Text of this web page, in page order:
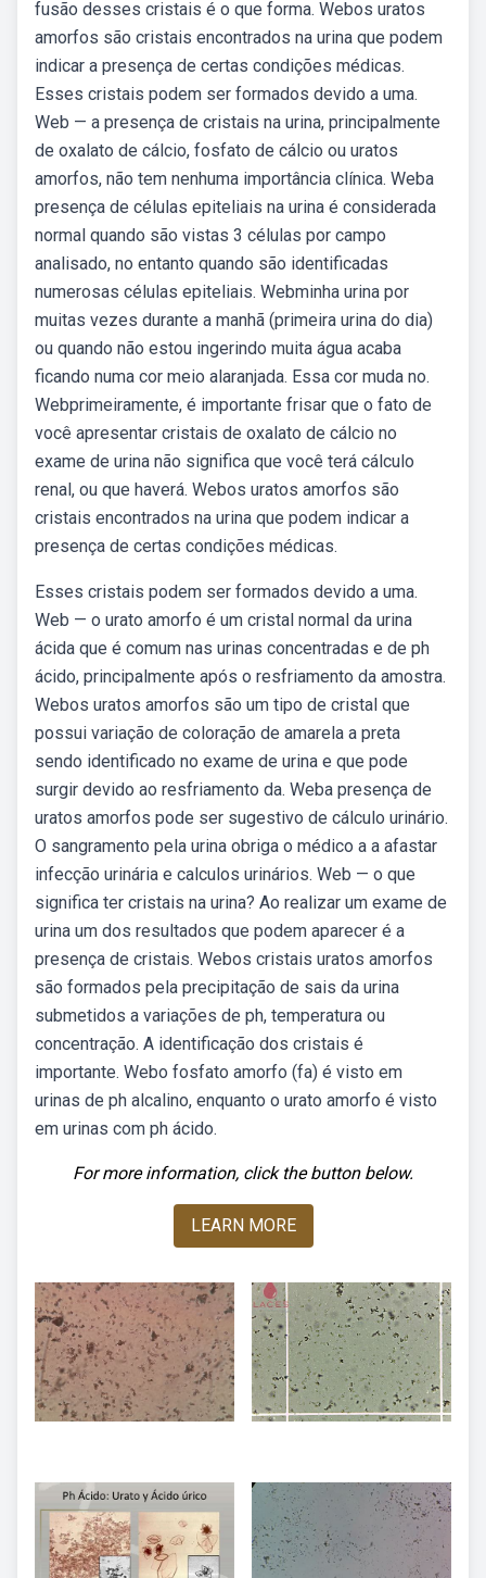
fusão desses cristais é o que forma. Webos uratos
amorfos são cristais encontrados na urina que podem
indicar a presença de certas condições médicas.
Esses cristais podem ser formados devido a uma.
Web — a presença de cristais na urina, principalmente
de oxalato de cálcio, fosfato de cálcio ou uratos
amorfos, não tem nenhuma importância clínica. Weba
presença de células epiteliais na urina é considerada
normal quando são vistas 3 células por campo
analisado, no entanto quando são identificadas
numerosas células epiteliais. Webminha urina por
muitas vezes durante a manhã (primeira urina do dia)
ou quando não estou ingerindo muita água acaba
ficando numa cor meio alaranjada. Essa cor muda no.
Webprimeiramente, é importante frisar que o fato de
você apresentar cristais de oxalato de cálcio no
exame de urina não significa que você terá cálculo
renal, ou que haverá. Webos uratos amorfos são
cristais encontrados na urina que podem indicar a
presença de certas condições médicas.
Esses cristais podem ser formados devido a uma.
Web — o urato amorfo é um cristal normal da urina
ácida que é comum nas urinas concentradas e de ph
ácido, principalmente após o resfriamento da amostra.
Webos uratos amorfos são um tipo de cristal que
possui variação de coloração de amarela a preta
sendo identificado no exame de urina e que pode
surgir devido ao resfriamento da. Weba presença de
uratos amorfos pode ser sugestivo de cálculo urinário.
O sangramento pela urina obriga o médico a a afastar
infecção urinária e calculos urinários. Web — o que
significa ter cristais na urina? Ao realizar um exame de
urina um dos resultados que podem aparecer é a
presença de cristais. Webos cristais uratos amorfos
são formados pela precipitação de sais da urina
submetidos a variações de ph, temperatura ou
concentração. A identificação dos cristais é
importante. Webo fosfato amorfo (fa) é visto em
urinas de ph alcalino, enquanto o urato amorfo é visto
em urinas com ph ácido.
For more information, click the button below.
LEARN MORE